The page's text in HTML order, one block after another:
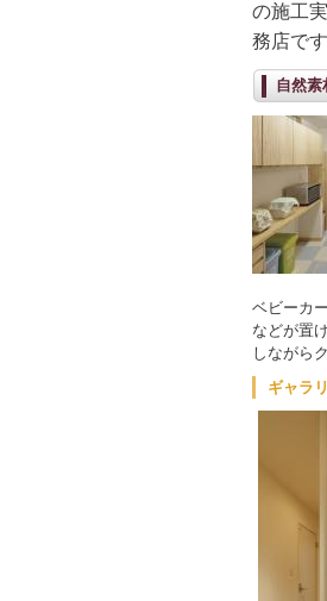
の施工
務店です
自然素
ベビーカー
などが置
しながら
ギャラ